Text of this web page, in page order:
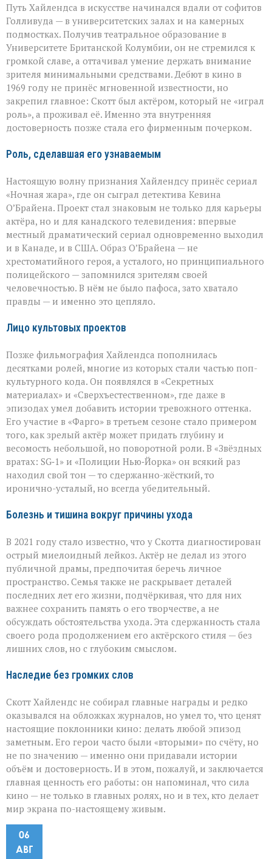
Путь Хайлендса в искусстве начинался вдали от софитов
Голливуда — в университетских залах и на камерных
подмостках. Получив театральное образование в
Университете Британской Колумбии, он не стремился к
громкой славе, а оттачивал умение держать внимание
зрителя минимальными средствами. Дебют в кино в
1969 году не принёс мгновенной известности, но
закрепил главное: Скотт был актёром, который не «играл
роль», а проживал её. Именно эта внутренняя
достоверность позже стала его фирменным почерком.
Роль, сделавшая его узнаваемым
Настоящую волну признания Хайлендсу принёс сериал
«Ночная жара», где он сыграл детектива Кевина
О’Брайена. Проект стал знаковым не только для карьеры
актёра, но и для канадского телевидения: впервые
местный драматический сериал одновременно выходил
и в Канаде, и в США. Образ О’Брайена — не
хрестоматийного героя, а усталого, но принципиального
полицейского — запомнился зрителям своей
человечностью. В нём не было пафоса, зато хватало
правды — и именно это цепляло.
Лицо культовых проектов
Позже фильмография Хайлендса пополнилась
десятками ролей, многие из которых стали частью поп-
культурного кода. Он появлялся в «Секретных
материалах» и «Сверхъестественном», где даже в
эпизодах умел добавить истории тревожного оттенка.
Его участие в «Фарго» в третьем сезоне стало примером
того, как зрелый актёр может придать глубину и
весомость небольшой, но поворотной роли. В «Звёздных
вратах: SG‑1» и «Полиции Нью‑Йорка» он всякий раз
находил свой тон — то сдержанно-жёсткий, то
иронично-усталый, но всегда убедительный.
Болезнь и тишина вокруг причины ухода
В 2021 году стало известно, что у Скотта диагностирован
острый миелоидный лейкоз. Актёр не делал из этого
публичной драмы, предпочитая беречь личное
пространство. Семья также не раскрывает деталей
последних лет его жизни, подчёркивая, что для них
важнее сохранить память о его творчестве, а не
обсуждать обстоятельства ухода. Эта сдержанность стала
своего рода продолжением его актёрского стиля — без
лишних слов, но с глубоким смыслом.
Наследие без громких слов
Скотт Хайлендс не собирал главные награды и редко
оказывался на обложках журналов, но умел то, что ценят
настоящие поклонники кино: делать любой эпизод
заметным. Его герои часто были «вторыми» по счёту, но
не по значению — именно они придавали истории
объём и достоверность. И в этом, пожалуй, и заключается
главная ценность его работы: он напоминал, что сила
кино — не только в главных ролях, но и в тех, кто делает
мир экрана по-настоящему живым.
06
АВГ